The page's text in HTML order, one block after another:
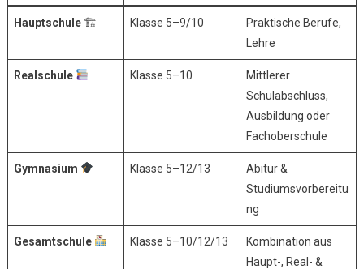
Hauptschule🏗 Klasse 5–9/10
Praktische Berufe,
Lehre
Realschule Klasse 5–10
Mittlerer
Schulabschluss,
Ausbildung oder
Fachoberschule
Gymnasium Klasse 5–12/13
Abitur &
Studiumsvorbereitu
ng
Gesamtschule Klasse 5–10/12/13
Kombination aus
Haupt-, Real- &